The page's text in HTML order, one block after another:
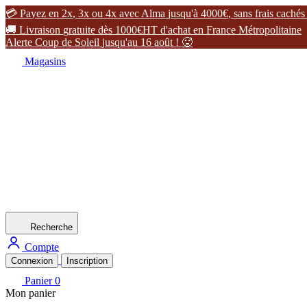
 Payez en 2x, 3x ou 4x avec Alma jusqu'à 4000€, sans frais cachés
 Livraison gratuite dès 1000€HT d'achat en France Métropolitaine
Alerte Coup de Soleil jusqu'au 16 août ! 
Magasins
Recherche
Compte
Connexion Inscription
Panier 0
Mon panier